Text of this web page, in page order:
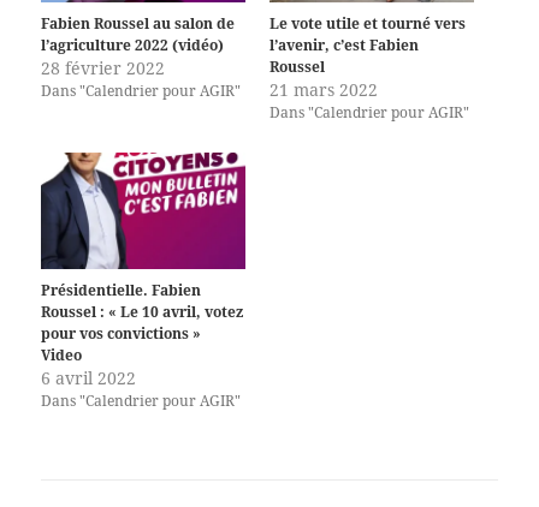
Fabien Roussel au salon de
l’agriculture 2022 (vidéo)
28 février 2022
Dans "Calendrier pour AGIR"
Le vote utile et tourné vers
l’avenir, c’est Fabien
Roussel
21 mars 2022
Dans "Calendrier pour AGIR"
Présidentielle. Fabien
Roussel : « Le 10 avril, votez
pour vos convictions »
Video
6 avril 2022
Dans "Calendrier pour AGIR"